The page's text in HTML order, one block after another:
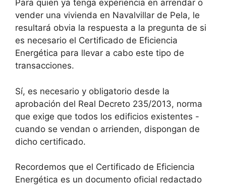
Para quien ya tenga experiencia en arrendar o
vender una vivienda en Navalvillar de Pela, le
resultará obvia la respuesta a la pregunta de si
es necesario el Certificado de Eficiencia
Energética para llevar a cabo este tipo de
transacciones.
Sí, es necesario y obligatorio desde la
aprobación del Real Decreto 235/2013, norma
que exige que todos los edificios existentes -
cuando se vendan o arrienden, dispongan de
dicho certificado.
Recordemos que el Certificado de Eficiencia
Energética es un documento oficial redactado